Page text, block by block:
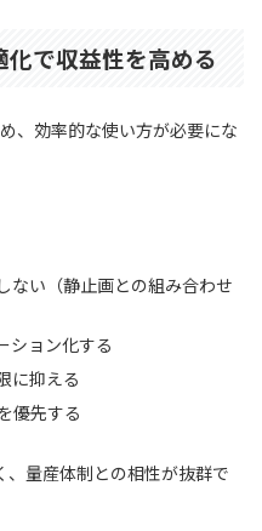
で収益性を高める
、効率的な使い方が必要にな
ない（静止画との組み合わせ
ション化する
に抑える
優先する
量産体制との相性が抜群で